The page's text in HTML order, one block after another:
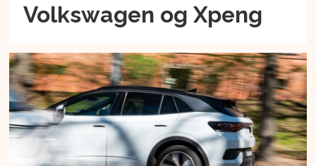
Volkswagen og Xpeng